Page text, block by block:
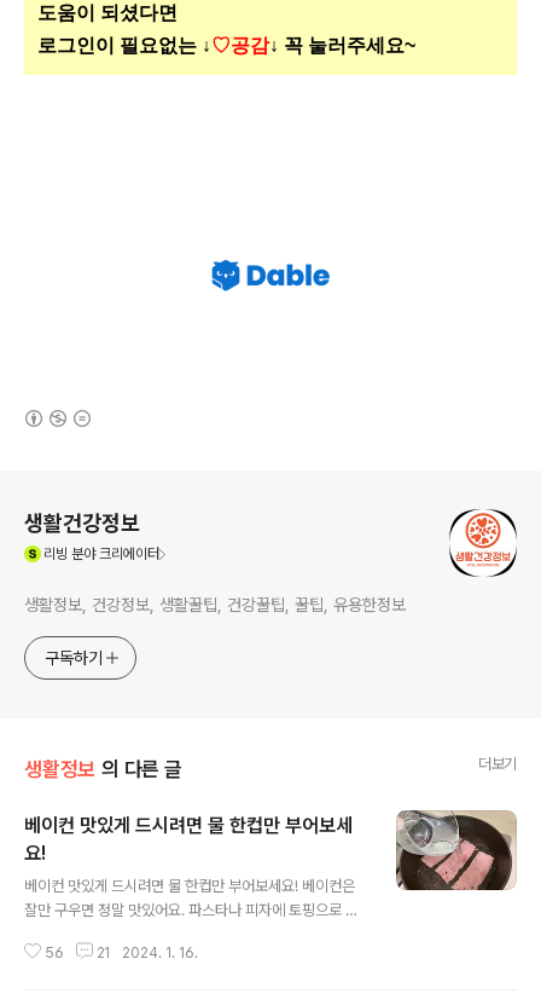
도움이 되셨다면
로그인이 필요없는 ↓♡공감↓ 꼭 눌러주세요~
생활건강정보
리빙 분야 크리에이터
생활정보, 건강정보, 생활꿀팁, 건강꿀팁, 꿀팁, 유용한정보
구독하기
생활정보 의 다른 글 더보기
베이컨 맛있게 드시려면 물 한컵만 부어보세
요!
베이컨 맛있게 드시려면 물 한컵만 부어보세요! 베이컨은
잘만 구우면 정말 맛있어요. 파스타나 피자에 토핑으로 올
컨은 이렇게 구워보세요. 진짜 맛있어요^^ 베이컨이 호불
56 21 2024. 1. 16.